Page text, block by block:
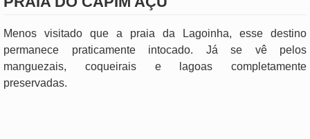
Menos visitado que a praia da Lagoinha, esse destino
permanece praticamente intocado. Já se vê pelos
manguezais, coqueirais e lagoas completamente
preservadas.